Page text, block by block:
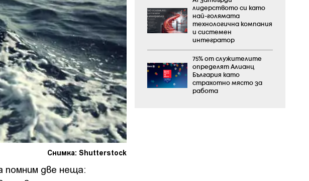
Снимка: Shutterstock
две неща:
лидерството си като
най-голямата
технологична компания
и системен
интегратор
75% от служителите
определят Алианц
България като
страхотно място за
работа